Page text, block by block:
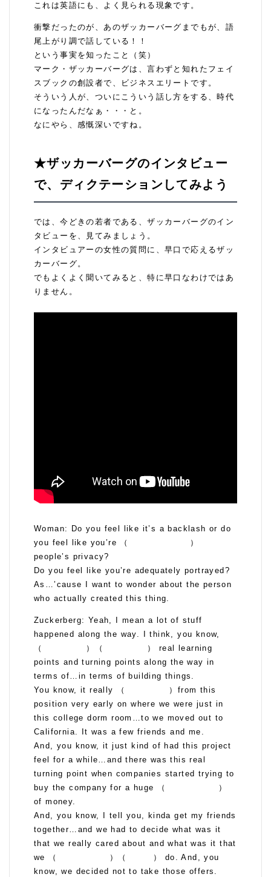
これは英語にも、よく見られる現象です。
衝撃だったのが、あのザッカーバーグまでもが、語
尾上がり調で話している！！
という事実を知ったこと（笑）
マーク・ザッカーバーグは、言わずと知れたフェイ
スブックの創設者で、ビジネスエリートです。
そういう人が、ついにこういう話し方をする、時代
になったんだなぁ・・・と。
なにやら、感慨深いですね。
★ザッカーバーグのインタビュー
で、ディクテーションしてみよう
では、今どきの若者である、ザッカーバーグのイン
タビューを、見てみましょう。
インタビュアーの女性の質問に、早口で応えるザッ
カーバーグ。
でもよくよく聞いてみると、特に早口なわけではあ
りません。
Woman: Do you feel like it’s a backlash or do
you feel like you’re （ ）
people’s privacy?
Do you feel like you’re adequately portrayed?
As…’cause I want to wonder about the person
who actually created this thing.
Zuckerberg: Yeah, I mean a lot of stuff
happened along the way. I think, you know,
（ ）（ ） real learning
points and turning points along the way in
terms of…in terms of building things.
You know, it really （ ）from this
position very early on where we were just in
this college dorm room…to we moved out to
California. It was a few friends and me.
And, you know, it just kind of had this project
feel for a while…and there was this real
turning point when companies started trying to
buy the company for a huge （ ）
of money.
And, you know, I tell you, kinda get my friends
together…and we had to decide what was it
that we really cared about and what was it that
we （ ）（ ） do. And, you
know, we decided not to take those offers.